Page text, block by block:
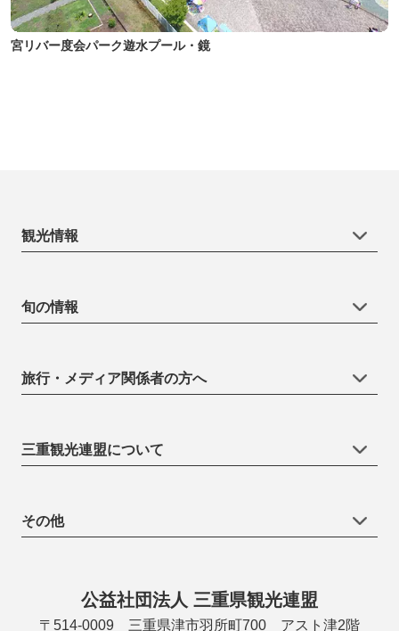
宮リバー度会パーク遊水プール・鏡
観光情報
旬の情報
旅行・メディア関係者の方へ
三重観光連盟について
その他
公益社団法人 三重県観光連盟
〒514-0009 三重県津市羽所町700 アスト津2階